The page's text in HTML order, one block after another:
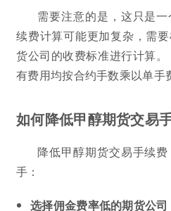
需要注意的是，这只是
续费计算可能更加复杂，需
货公司的收费标准进行计算
有费用均按合约手数乘以单手
如何降低甲醇期货交易
降低甲醇期货交易手续
手：
选择佣金费率低的期货公司